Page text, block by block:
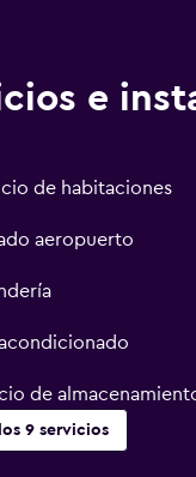
e
de habitaciones
aeropuerto
de
9 servicios